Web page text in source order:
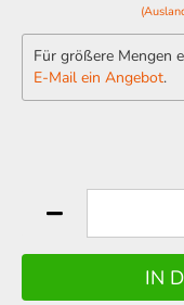
Für größere Mengen
E-Mail ein Angebot.